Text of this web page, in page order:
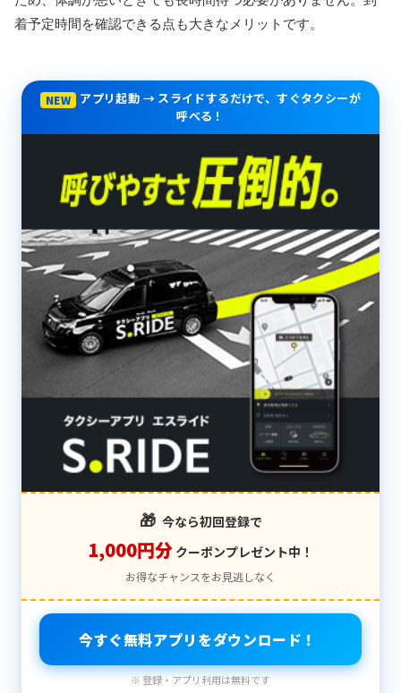
着予定時間を確認できる点も大きなメリットです。
NEW
アプリ起動 → スライドするだけで、すぐタクシーが
呼べる！
🎁 今なら初回登録で
1,000円分 クーポンプレゼント中！
お得なチャンスをお見逃しなく
今すぐ無料アプリをダウンロード！
※ 登録・アプリ利用は無料です